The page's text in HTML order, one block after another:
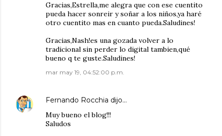
Gracias,Estrella,me alegra que con ese cuentito
pueda hacer sonreir y soñar a los niños,ya haré
otro cuentito mas en cuanto pueda.Saludines!
Gracias,Nash!es una gozada volver a lo
tradicional sin perder lo digital tambien,qué
bueno q te guste.Saludines!
mar may 19, 04:52:00 p.m.
Fernando Rocchia dijo…
Muy bueno el blog!!!
Saludos